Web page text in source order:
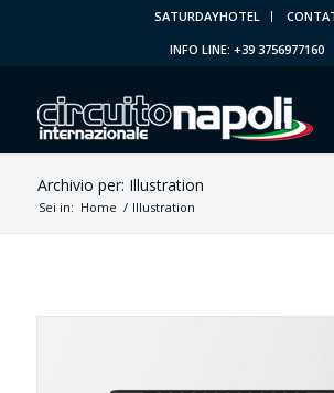
SATURDAYHOTEL
INFO LINE: +39 3756977160
Archivio per: Illustration
Sei in: Home / Illustration